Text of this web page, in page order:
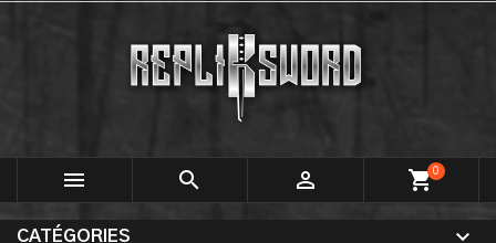
   shopping_cart0
CATÉGORIES